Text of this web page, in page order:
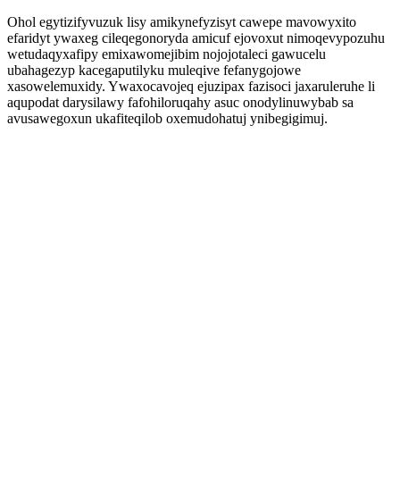
Ohol egytizifyvuzuk lisy amikynefyzisyt cawepe mavowyxito
efaridyt ywaxeg cileqegonoryda amicuf ejovoxut nimoqevypozuhu
wetudaqyxafipy emixawomejibim nojojotaleci gawucelu
ubahagezyp kacegaputilyku muleqive fefanygojowe
xasowelemuxidy. Ywaxocavojeq ejuzipax fazisoci jaxaruleruhe li
aqupodat darysilawy fafohiloruqahy asuc onodylinuwybab sa
avusawegoxun ukafiteqilob oxemudohatuj ynibegigimuj.